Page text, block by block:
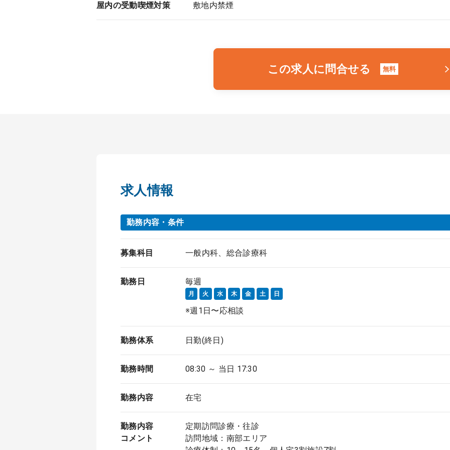
屋内の受動喫煙対策 敷地内禁煙
この求人に問合せる 無料
求人情報
勤務内容・条件
募集科目 一般内科、総合診療科
勤務日 毎週
月 火 水 木 金 土 日
※週1日〜応相談
勤務体系 日勤(終日)
勤務時間 08:30 ～ 当日 17:30
勤務内容 在宅
勤務内容
コメント
定期訪問診療・往診
訪問地域：南部エリア